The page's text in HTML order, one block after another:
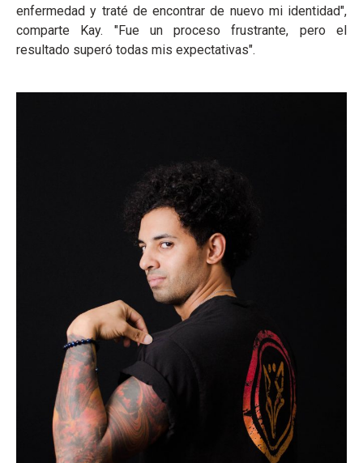
enfermedad y traté de encontrar de nuevo mi identidad",
comparte Kay. "Fue un proceso frustrante, pero el
resultado superó todas mis expectativas".